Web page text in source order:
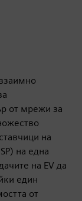
от мрежи за
на
на една
на EV да
един
от